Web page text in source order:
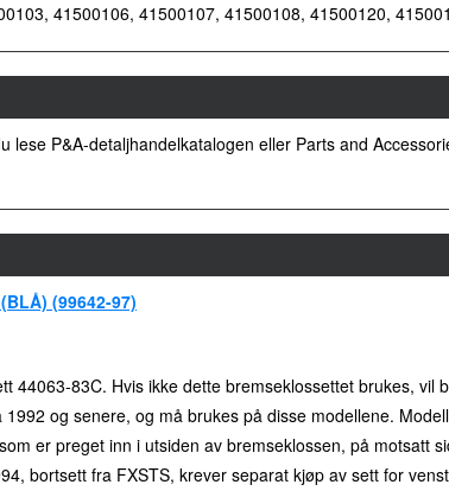
41500106, 41500107, 41500108, 41500120,
P&A-detaljhandelkatalogen eller Parts and
(99642-97)
44063-83C. Hvis ikke dette bremseklossettet brukes, vil
1992 og senere, og må brukes på disse modellene.
er preget inn i utsiden av bremseklossen, på motsatt
bortsett fra FXSTS, krever separat kjøp av sett for